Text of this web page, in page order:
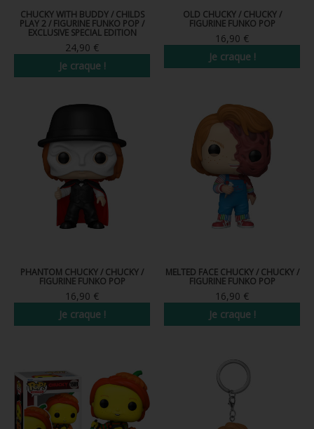
FIGURINES POP STAR WARS
FIGURINES POP STRANGER THINGS
FIGURINES POP SEIGNEUR DES ANNEAUX
FIGURINES POP JEUX VIDÉO
FIGURINE POP AD ICONS
FIGURINE POP ROYALS FAMILY
FIGURINE POP RETRO TOYS
FIGURINES POP AUTRES COMICS
PORTE-CLÉS POCKET POP
FUNKO VINYL SODA
PELUCHE
LOUNGEFLY
CHUCKY WITH BUDDY / CHILDS
PLAY 2 / FIGURINE FUNKO POP /
EXCLUSIVE SPECIAL EDITION
24,90 €
Je craque !
OLD CHUCKY / CHUCKY /
FIGURINE FUNKO POP
16,90 €
Je craque !
PHANTOM CHUCKY / CHUCKY /
FIGURINE FUNKO POP
16,90 €
Je craque !
MELTED FACE CHUCKY / CHUCKY /
FIGURINE FUNKO POP
16,90 €
Je craque !